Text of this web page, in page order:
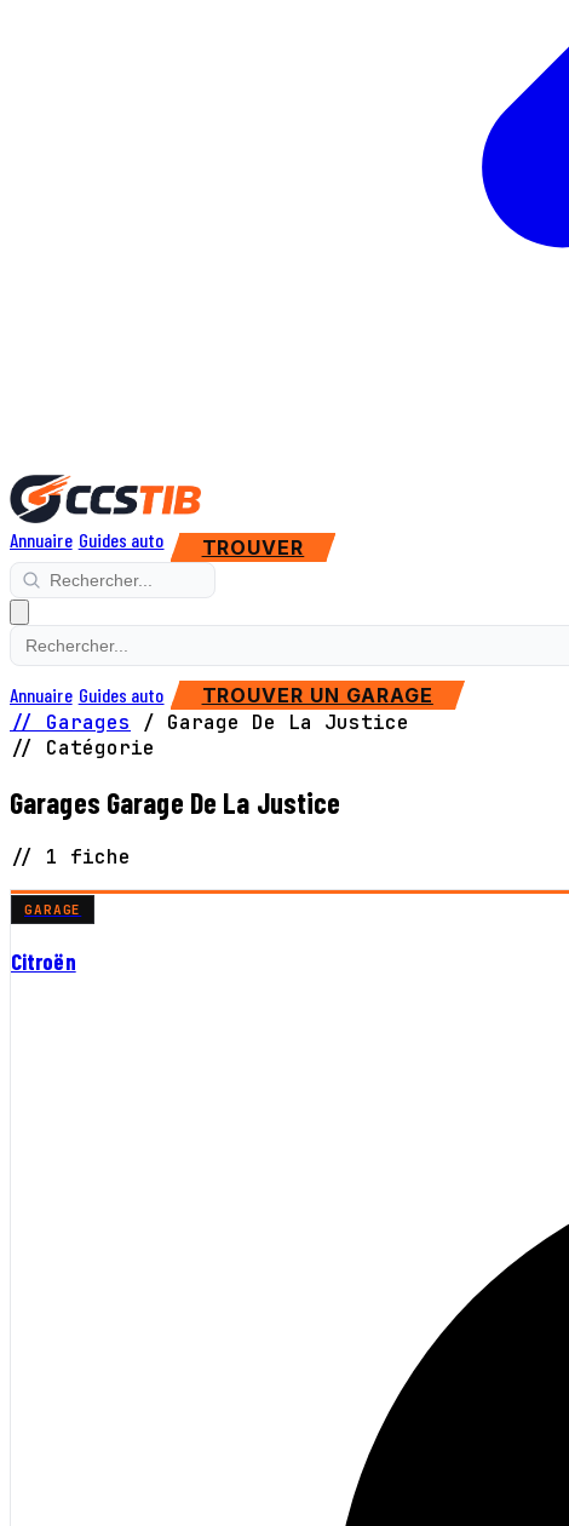
Annuaire Guides auto TROUVER
Annuaire Guides auto TROUVER UN GARAGE
// Garages / Garage De La Justice
// Catégorie
Garages Garage De La Justice
// 1 fiche
GARAGE
Citroën